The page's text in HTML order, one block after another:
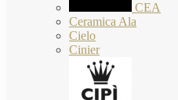
CEA
Ceramica Ala
Cielo
Cinier